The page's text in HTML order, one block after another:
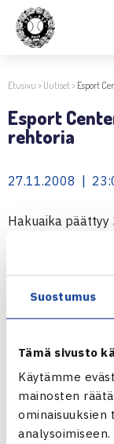
Suostumus
Tämä sivusto
Käytämme
mainosten
ominaisuuksien
Etusivu > Uutiset> Esport
Esport
rehtoria
27.11.2008 |
Hakuaika päättyy
Espoolainen
Hakuaika
Hakuilmoitus
Jaa: